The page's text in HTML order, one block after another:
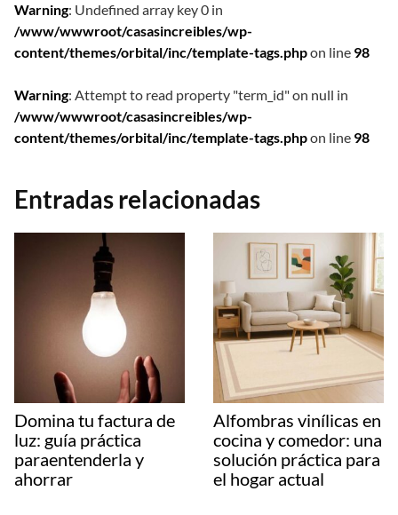
Warning: Undefined array key 0 in
/www/wwwroot/casasincreibles/wp-
content/themes/orbital/inc/template-tags.phpon line 98
Warning: Attempt to read property "term_id" on null in
/www/wwwroot/casasincreibles/wp-
content/themes/orbital/inc/template-tags.phpon line 98
Entradas relacionadas
Domina tu factura de
luz: guía práctica
paraentenderla y
ahorrar
Alfombras vinílicas en
cocina y comedor: una
solución práctica para
el hogar actual